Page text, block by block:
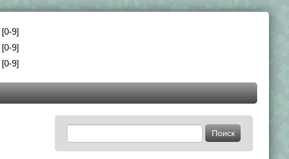
[0-9]
[0-9]
[0-9]